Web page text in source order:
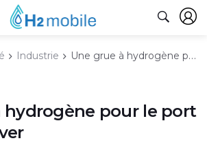
Industrie Une grue à hydrogène pour le port de Vancouver
hydrogène pour le port